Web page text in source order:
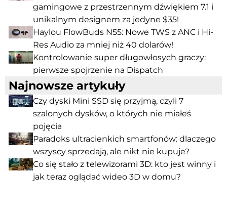
gamingowe z przestrzennym dźwiękiem 7.1 i
unikalnym designem za jedyne $35!
Haylou FlowBuds N55: Nowe TWS z ANC i Hi-
Res Audio za mniej niż 40 dolarów!
Kontrolowanie super długowłosych graczy:
pierwsze spojrzenie na Dispatch
Najnowsze artykuły
Czy dyski Mini SSD się przyjmą, czyli 7
szalonych dysków, o których nie miałeś
pojęcia
Paradoks ultracienkich smartfonów: dlaczego
wszyscy sprzedają, ale nikt nie kupuje?
Co się stało z telewizorami 3D: kto jest winny i
jak teraz oglądać wideo 3D w domu?